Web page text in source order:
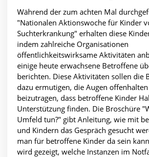
Während der zum achten Mal
"Nationalen Aktionswoche für Kinder
Suchterkrankung" erhalten diese
indem zahlreiche Organisationen
öffentlichkeitswirksame Aktivitäten
einige heute erwachsene Betroffene
berichten. Diese Aktivitäten sollen die
dazu ermutigen, die Augen
beizutragen, dass betroffene Kinder
Unterstützung finden. Die Broschüre
Umfeld tun?" gibt Anleitung, wie mit
und Kindern das Gespräch gesucht
man für betroffene Kinder da sein
wird gezeigt, welche Instanzen im